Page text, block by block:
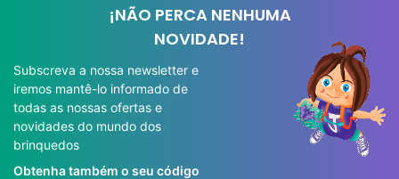
¡NÃO PERCA NENHUMA
NOVIDADE!
Subscreva a nossa newsletter e
iremos mantê-lo informado de
todas as nossas ofertas e
novidades do mundo dos
brinquedos
Obtenha também o seu código